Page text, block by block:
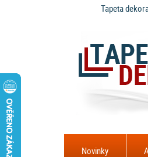
Tapeta
Novinky